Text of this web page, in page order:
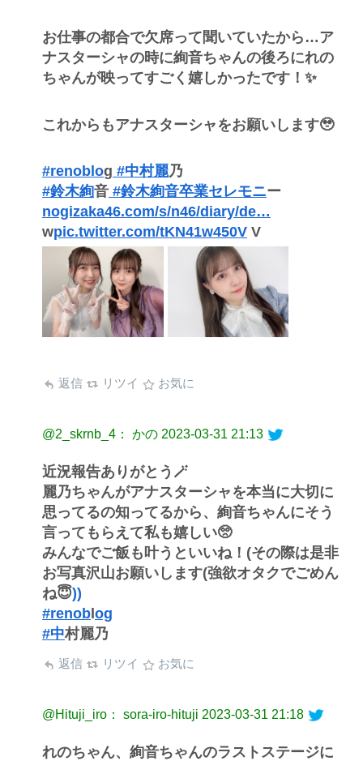
お仕事の都合で欠席って聞いていたから…ア
ナスターシャの時に絢音ちゃんの後ろにれの
ちゃんが映ってすごく嬉しかったです！✨
これからもアナスターシャをお願いします🥹
#renoblog #中村麗乃
#鈴木絢音 #鈴木絢音卒業セレモニー
nogizaka46.com/s/n46/diary/de…
wpic.twitter.com/tKN41w450V V
返信 リツイ お気に
@2_skrnb_4： かの 2023-03-31 21:13
近況報告ありがとう🪄︎︎
麗乃ちゃんがアナスターシャを本当に大切に
思ってるの知ってるから、絢音ちゃんにそう
言ってもらえて私も嬉しい🥺
みんなでご飯も叶うといいね！(その際は是非
お写真沢山お願いします(強欲オタクでごめん
ね😇))
#renoblog
#中村麗乃
返信 リツイ お気に
@Hituji_iro： sora-iro-hituji 2023-03-31 21:18
れのちゃん、絢音ちゃんのラストステージに